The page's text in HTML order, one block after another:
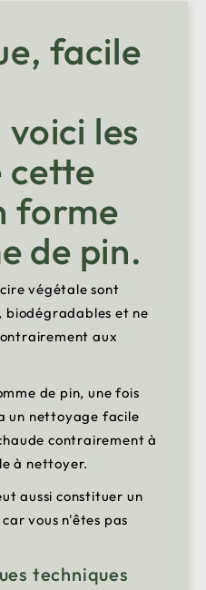
facile
les
cette
forme
de pin.
végétale sont
biodégradables et ne
aux
de pin, une fois
un nettoyage facile
contrairement à
à nettoyer.
aussi constituer un
vous n'êtes pas
techniques